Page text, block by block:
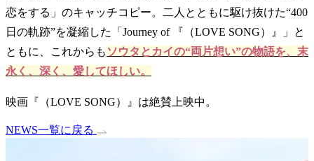
恋をする」のキャッチコピー。二人とともに駆け抜けた“400
日の軌跡”を凝縮した「Journey of 『（LOVE SONG）』」と
ともに、これからも ソウタとカイの“両片想い”の物語を、末
永く、深く、愛してほしい。
映画『（LOVE SONG）』は絶賛上映中。
NEWS一覧に戻る